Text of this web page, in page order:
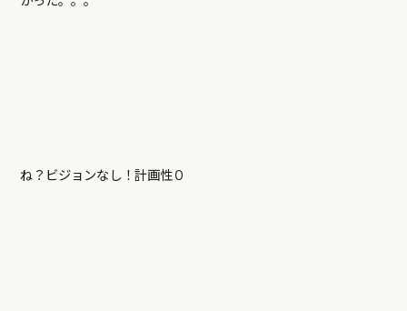
ね？ビジョンなし！計画性０